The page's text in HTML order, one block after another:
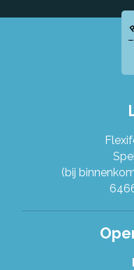
Alles over
Werken in
Onze
Stel je vraag!
(bij